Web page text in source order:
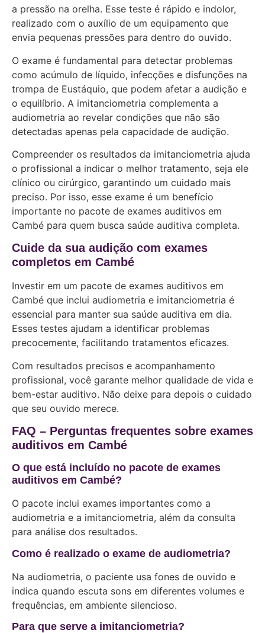
a pressão na orelha. Esse teste é rápido e indolor,
realizado com o auxílio de um equipamento que
envia pequenas pressões para dentro do ouvido.
O exame é fundamental para detectar problemas
como acúmulo de líquido, infecções e disfunções na
trompa de Eustáquio, que podem afetar a audição e
o equilíbrio. A imitanciometria complementa a
audiometria ao revelar condições que não são
detectadas apenas pela capacidade de audição.
Compreender os resultados da imitanciometria ajuda
o profissional a indicar o melhor tratamento, seja ele
clínico ou cirúrgico, garantindo um cuidado mais
preciso. Por isso, esse exame é um benefício
importante no pacote de exames auditivos em
Cambé para quem busca saúde auditiva completa.
Cuide da sua audição com exames
completos em Cambé
Investir em um pacote de exames auditivos em
Cambé que inclui audiometria e imitanciometria é
essencial para manter sua saúde auditiva em dia.
Esses testes ajudam a identificar problemas
precocemente, facilitando tratamentos eficazes.
Com resultados precisos e acompanhamento
profissional, você garante melhor qualidade de vida e
bem-estar auditivo. Não deixe para depois o cuidado
que seu ouvido merece.
FAQ – Perguntas frequentes sobre exames
auditivos em Cambé
O que está incluído no pacote de exames
auditivos em Cambé?
O pacote inclui exames importantes como a
audiometria e a imitanciometria, além da consulta
para análise dos resultados.
Como é realizado o exame de audiometria?
Na audiometria, o paciente usa fones de ouvido e
indica quando escuta sons em diferentes volumes e
frequências, em ambiente silencioso.
Para que serve a imitanciometria?